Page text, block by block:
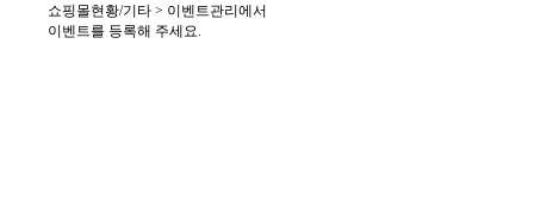
쇼핑몰현황/기타 > 이벤트관리에서
이벤트를 등록해 주세요.